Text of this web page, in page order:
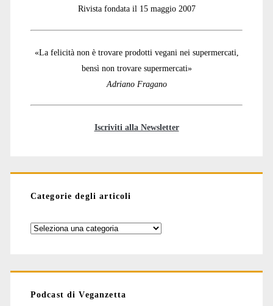
Rivista fondata il 15 maggio 2007
«La felicità non è trovare prodotti vegani nei supermercati,
bensì non trovare supermercati»
Adriano Fragano
Iscriviti alla Newsletter
Categorie degli articoli
Categorie
Podcast di Veganzetta